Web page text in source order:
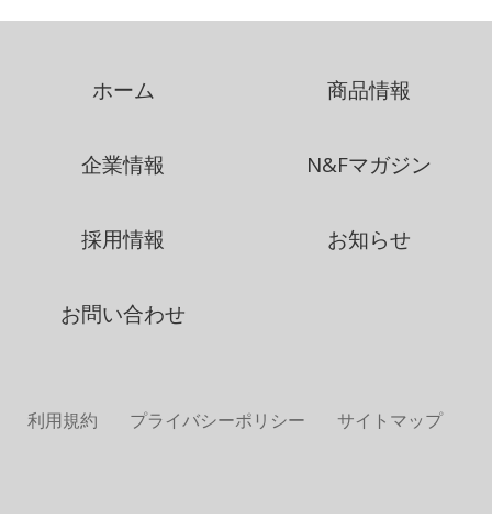
ホーム 商品情報
企業情報 N&Fマガジン
採用情報 お知らせ
お問い合わせ
利用規約 プライバシーポリシー サイトマップ